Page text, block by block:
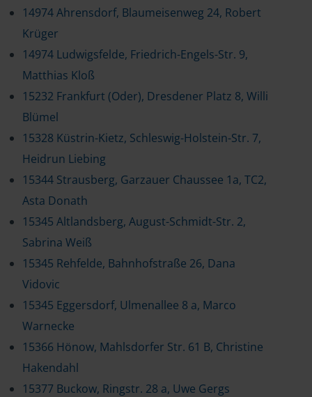
14974 Ahrensdorf, Blaumeisenweg 24, Robert
Krüger
14974 Ludwigsfelde, Friedrich-Engels-Str. 9,
Matthias Kloß
15232 Frankfurt (Oder), Dresdener Platz 8, Willi
Blümel
15328 Küstrin-Kietz, Schleswig-Holstein-Str. 7,
Heidrun Liebing
15344 Strausberg, Garzauer Chaussee 1a, TC2,
Asta Donath
15345 Altlandsberg, August-Schmidt-Str. 2,
Sabrina Weiß
15345 Rehfelde, Bahnhofstraße 26, Dana
Vidovic
15345 Eggersdorf, Ulmenallee 8 a, Marco
Warnecke
15366 Hönow, Mahlsdorfer Str. 61 B, Christine
Hakendahl
15377 Buckow, Ringstr. 28 a, Uwe Gergs